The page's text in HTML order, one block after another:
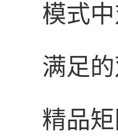
模式
满足
精品